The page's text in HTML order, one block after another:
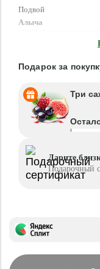
Подвой
Алыча
Подарок за
Три
Дарите
Подарочный